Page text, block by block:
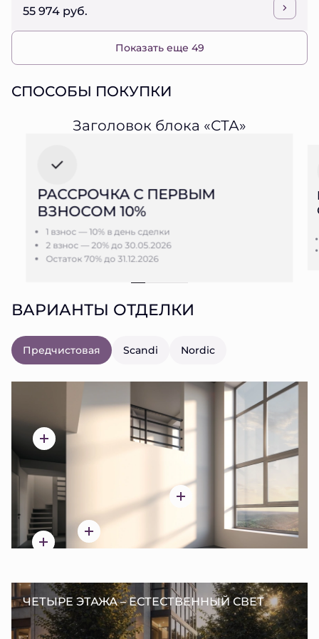
55 974 руб.
Показать еще 49
СПОСОБЫ ПОКУПКИ
Заголовок блока «СТА»
РАССРОЧКА С ПЕРВЫМ
ВЗНОСОМ 10%
1 взнос — 10% в день сделки
2 взнос — 20% до 30.05.2026
Остаток 70% до 31.12.2026
ВАРИАНТЫ ОТДЕЛКИ
Предчистовая Scandi Nordic
ЧЕТЫРЕ ЭТАЖА – ЕСТЕСТВЕННЫЙ СВЕТ